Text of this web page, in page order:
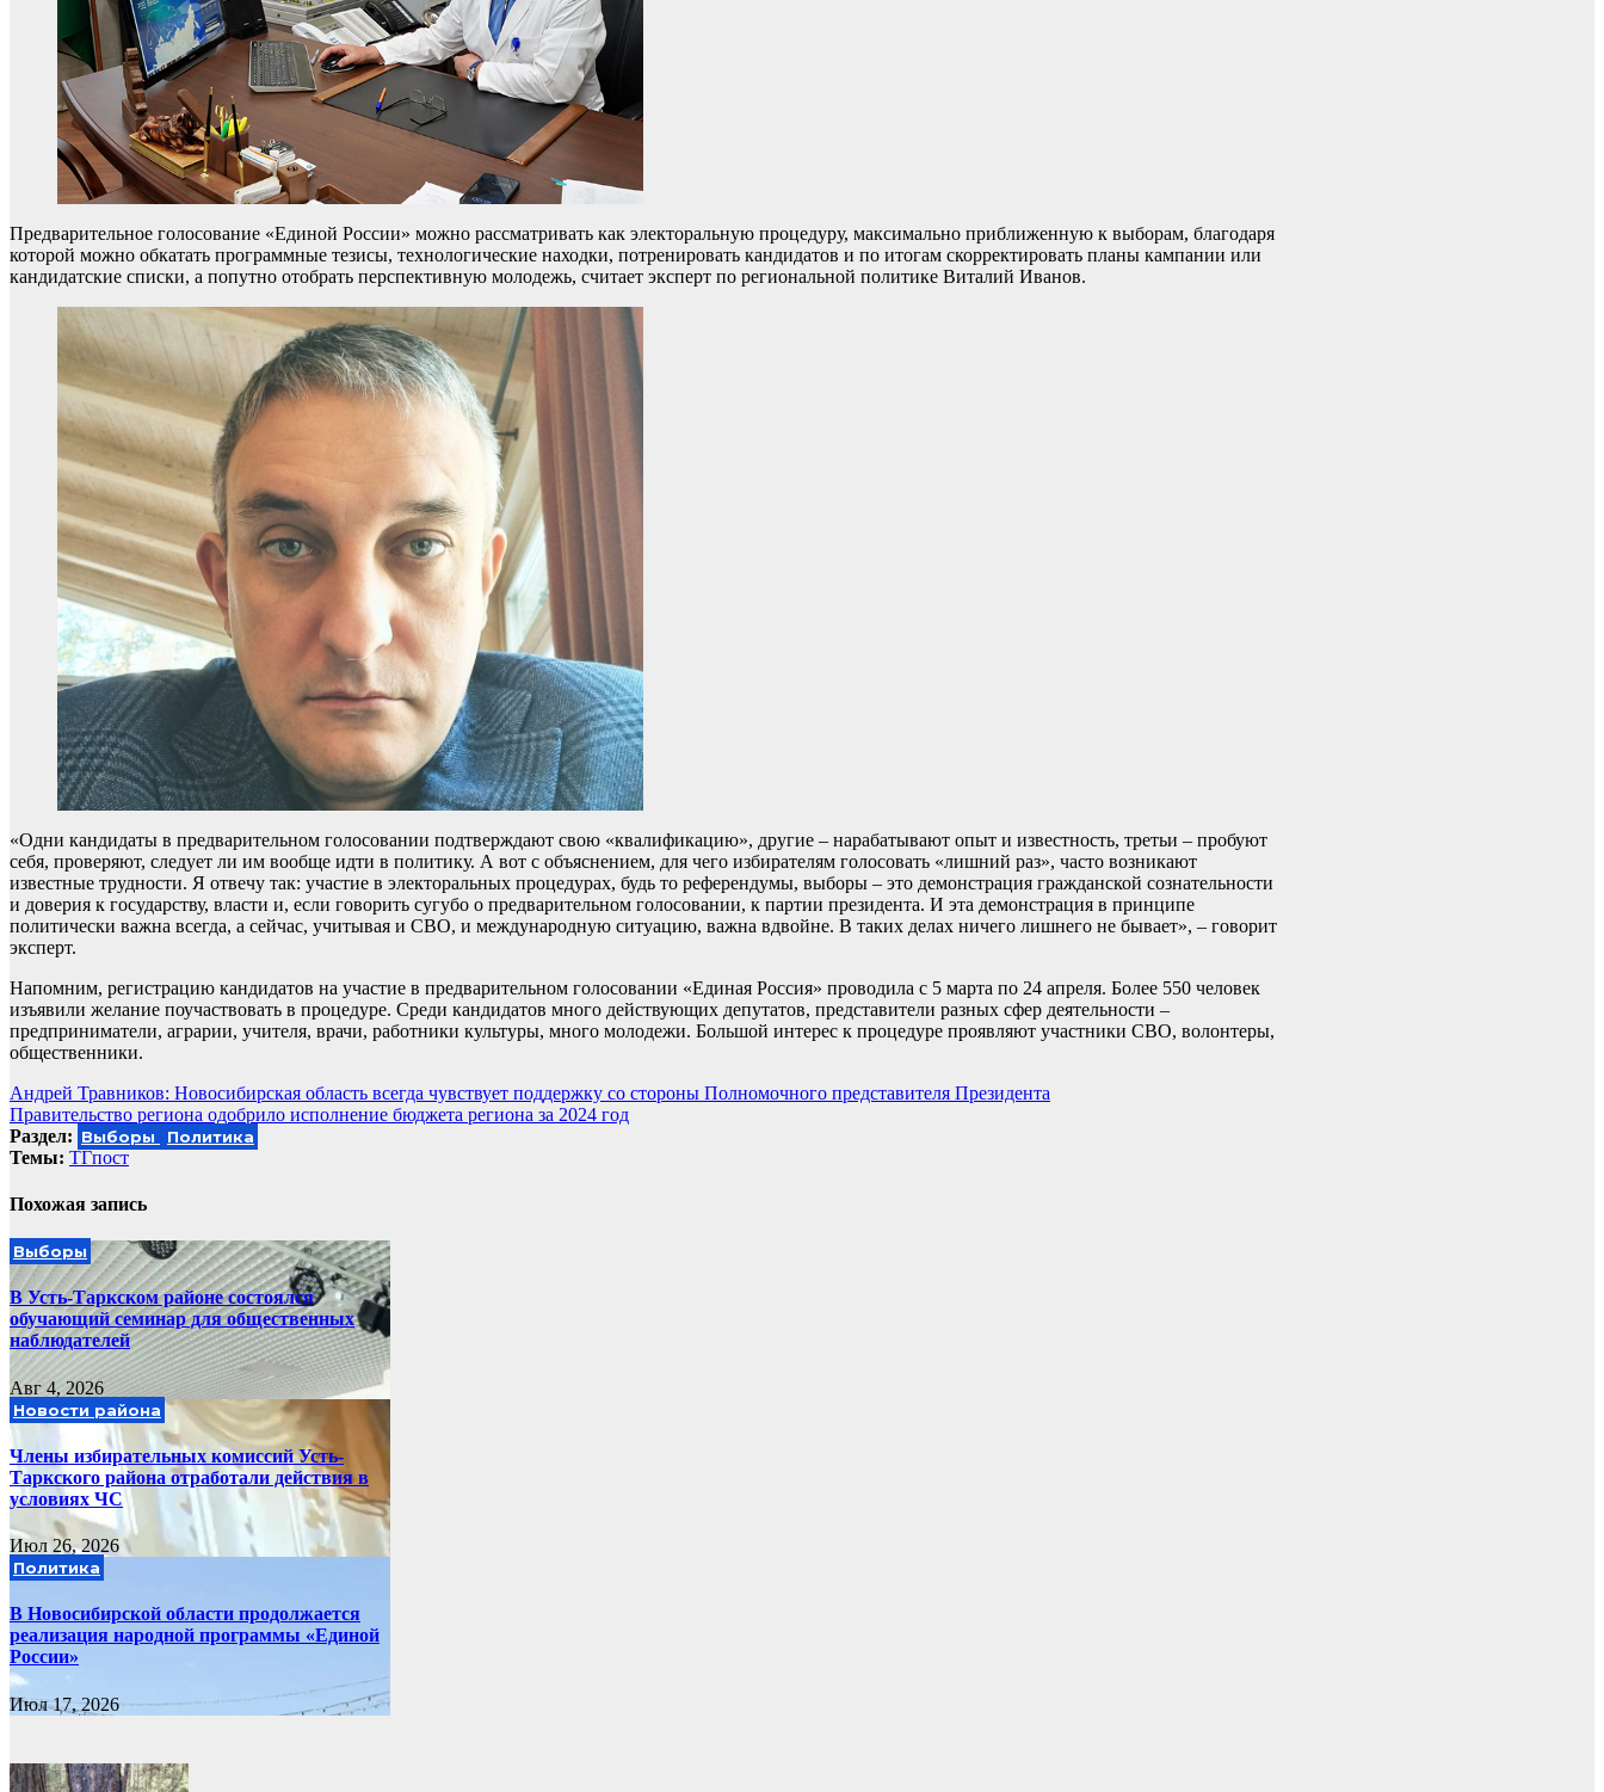
Предварительное голосование «Единой России» можно рассматривать как электоральную процедуру, максимально приближенную к выборам, благодаря
которой можно обкатать программные тезисы, технологические находки, потренировать кандидатов и по итогам скорректировать планы кампании или
кандидатские списки, а попутно отобрать перспективную молодежь, считает эксперт по региональной политике Виталий Иванов.
«Одни кандидаты в предварительном голосовании подтверждают свою «квалификацию», другие – нарабатывают опыт и известность, третьи – пробуют
себя, проверяют, следует ли им вообще идти в политику. А вот с объяснением, для чего избирателям голосовать «лишний раз», часто возникают
известные трудности. Я отвечу так: участие в электоральных процедурах, будь то референдумы, выборы – это демонстрация гражданской сознательности
и доверия к государству, власти и, если говорить сугубо о предварительном голосовании, к партии президента. И эта демонстрация в принципе
политически важна всегда, а сейчас, учитывая и СВО, и международную ситуацию, важна вдвойне. В таких делах ничего лишнего не бывает», – говорит
эксперт.
Напомним, регистрацию кандидатов на участие в предварительном голосовании «Единая Россия» проводила с 5 марта по 24 апреля. Более 550 человек
изъявили желание поучаствовать в процедуре. Среди кандидатов много действующих депутатов, представители разных сфер деятельности –
предприниматели, аграрии, учителя, врачи, работники культуры, много молодежи. Большой интерес к процедуре проявляют участники СВО, волонтеры,
общественники.
Навигация
по
записям
Андрей Травников: Новосибирская область всегда чувствует поддержку со стороны Полномочного представителя Президента
Правительство региона одобрило исполнение бюджета региона за 2024 год
Раздел: Выборы Политика
Темы: ТГпост
Похожая запись
Выборы
В Усть-Таркском районе состоялся
обучающий семинар для общественных
наблюдателей
Авг 4, 2026
Новости района
Члены избирательных комиссий Усть-
Таркского района отработали действия в
условиях ЧС
Июл 26, 2026
Политика
В Новосибирской области продолжается
реализация народной программы «Единой
России»
Июл 17, 2026